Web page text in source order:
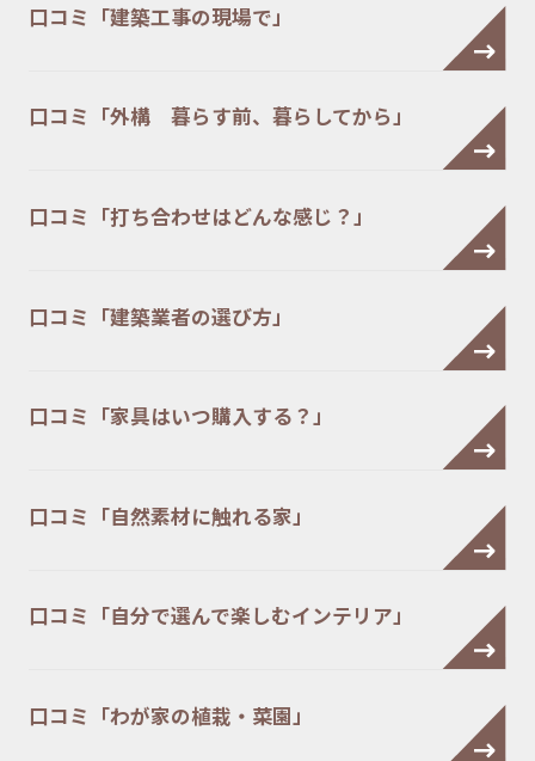
口コミ「建築工事の現場で」
口コミ「外構 暮らす前、暮らしてから」
口コミ「打ち合わせはどんな感じ？」
口コミ「建築業者の選び方」
口コミ「家具はいつ購入する？」
口コミ「自然素材に触れる家」
口コミ「自分で選んで楽しむインテリア」
口コミ「わが家の植栽・菜園」